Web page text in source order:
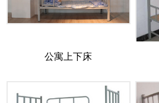
公寓上下床